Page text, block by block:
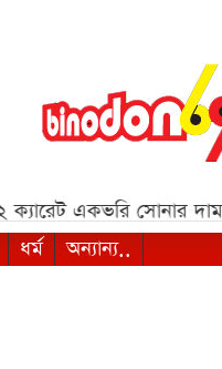
একভরি সোনার দাম***
ধর্ম অন্যান্য..